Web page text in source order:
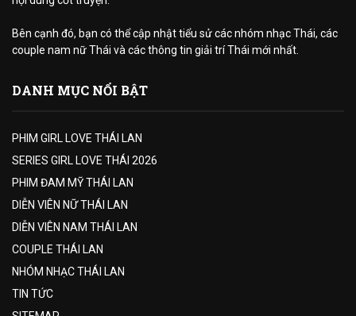
Bên cạnh đó, bạn có thể cập nhật tiểu sử các nhóm nhạc Thái, các
couple nam nữ Thái và các thông tin giải trí Thái mới nhất.
DANH MỤC NỔI BẬT
PHIM GIRL LOVE THÁI LAN
SERIES GIRL LOVE THÁI 2026
PHIM ĐAM MỸ THÁI LAN
DIỄN VIÊN NỮ THÁI LAN
DIỄN VIÊN NAM THÁI LAN
COUPLE THÁI LAN
NHÓM NHẠC THÁI LAN
TIN TỨC